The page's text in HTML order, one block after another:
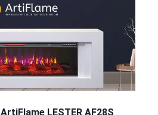
ArtiFlame LESTER AF28S